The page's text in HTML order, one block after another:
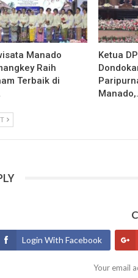
Manado
Raih
Terbaik di
Ketua
Login With Facebook
Your email